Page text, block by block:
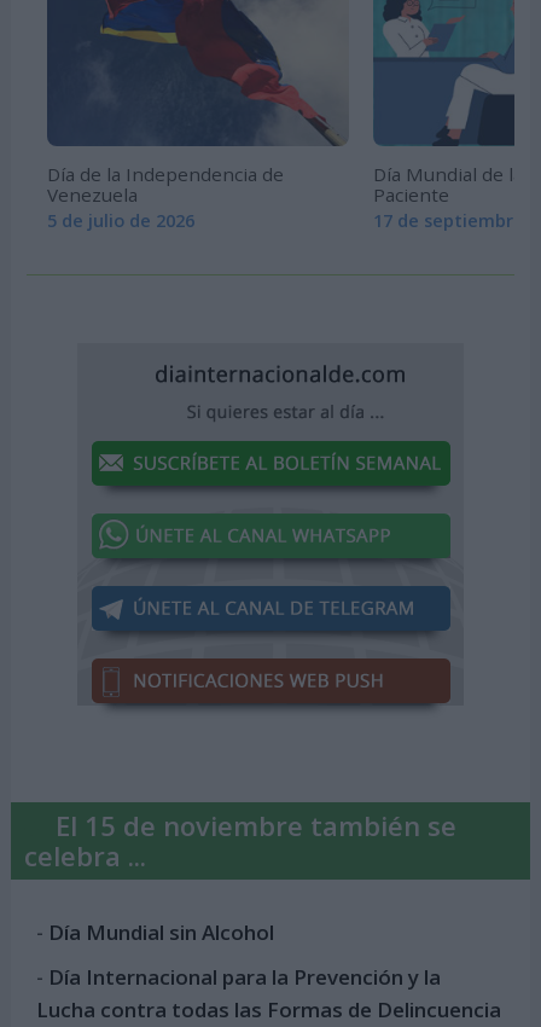
Día de la Independencia de
Venezuela
5 de julio de 2026
Día Mundial de la
Paciente
17 de septiembre
El 15 de noviembre también se
celebra ...
- Día Mundial sin Alcohol
- Día Internacional para la Prevención y la
Lucha contra todas las Formas de Delincuencia